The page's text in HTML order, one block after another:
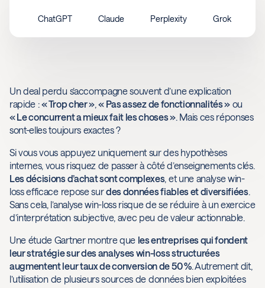
ChatGPT Claude Perplexity Grok
Un deal perdu s’accompagne souvent d’une explication
rapide :« Trop cher »,« Pas assez de fonctionnalités » ou
« Le concurrent a mieux fait les choses ». Mais ces réponses
sont-elles toujours exactes ?
Si vous vous appuyez uniquement sur des hypothèses
internes, vous risquez de passer à côté d’enseignements clés.
Les décisions d’achat sont complexes, et une analyse win-
loss efficace repose surdes données fiables et diversifiées.
Sans cela, l’analyse win-loss risque de se réduire à un exercice
d’interprétation subjective, avec peu de valeur actionnable.
Une étude Gartner montre que les entreprises qui fondent
leur stratégie sur des analyses win-loss structurées
augmentent leur taux de conversion de 50 %. Autrement dit,
l’utilisation de plusieurs sources de données bien exploitées